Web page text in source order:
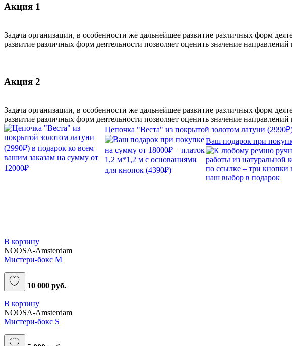
Акция 1
Задача организации, в особенности же дальнейшее развитие различных форм
развитие различных форм деятельности позволяет оценить значение направлений
Акция 2
Задача организации, в особенности же дальнейшее развитие различных форм
развитие различных форм деятельности позволяет оценить значение направлений
Цепочка "Веста" из покрытой золотом латуни
Ваш подарок при
В корзину
NOOSA-Amsterdam
Мистери-бокс M
10 000 руб.
В корзину
NOOSA-Amsterdam
Мистери-бокс S